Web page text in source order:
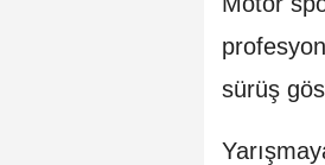
sürüş